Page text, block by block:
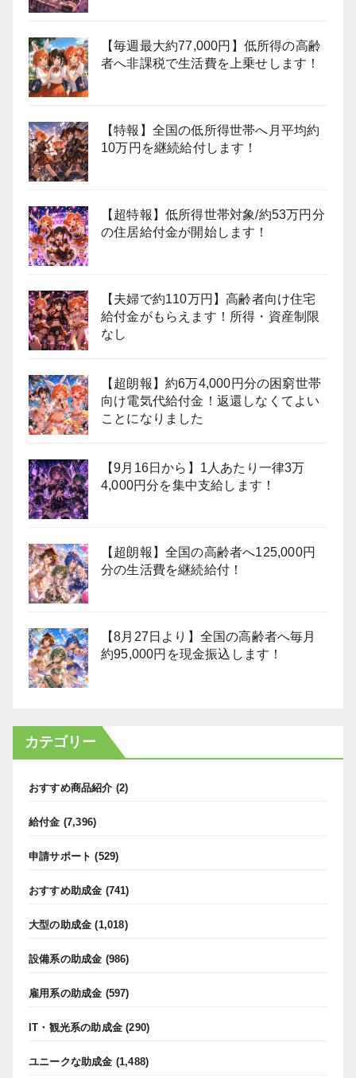
【毎週最大約77,000円】低所得の高齢
者へ非課税で生活費を上乗せします！
【特報】全国の低所得世帯へ月平均約
10万円を継続給付します！
【超特報】低所得世帯対象/約53万円分
の住居給付金が開始します！
【夫婦で約110万円】高齢者向け住宅
給付金がもらえます！所得・資産制限
なし
【超朗報】約6万4,000円分の困窮世帯
向け電気代給付金！返還しなくてよい
ことになりました
【9月16日から】1人あたり一律3万
4,000円分を集中支給します！
【超朗報】全国の高齢者へ125,000円
分の生活費を継続給付！
【8月27日より】全国の高齢者へ毎月
約95,000円を現金振込します！
カテゴリー
おすすめ商品紹介 (2)
給付金 (7,396)
申請サポート (529)
おすすめ助成金 (741)
大型の助成金 (1,018)
設備系の助成金 (986)
雇用系の助成金 (597)
IT・観光系の助成金 (290)
ユニークな助成金 (1,488)